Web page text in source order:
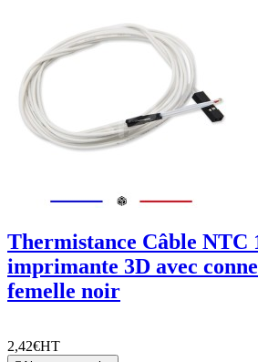
Thermistance Câble NTC
imprimante 3D avec
femelle noir
2,42€HT